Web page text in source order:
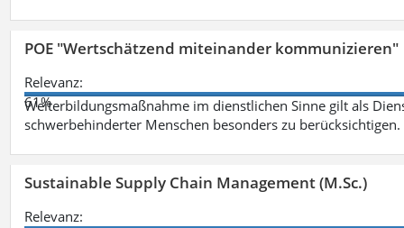
POE "Wertschätzend miteinander kommunizieren"
Relevanz:
61%
Weiterbildungsmaßnahme im dienstlichen Sinne gilt als
schwerbehinderter Menschen besonders zu berücksichtigen.
Sustainable Supply Chain Management (M.Sc.)
Relevanz: